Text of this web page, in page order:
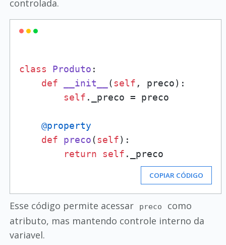
controlada.
class Produto :
def
__init__ (self , preco):
self ._preco = preco
@property
def
preco(self):
return
self
COPIAR CÓDIGO
Esse código permite acessar preco
como
atributo, mas mantendo controle interno da
variavel.